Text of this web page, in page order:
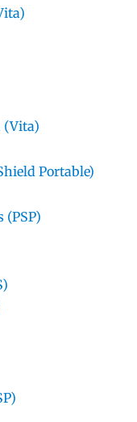
(Vita)
Portable)
(PSP)